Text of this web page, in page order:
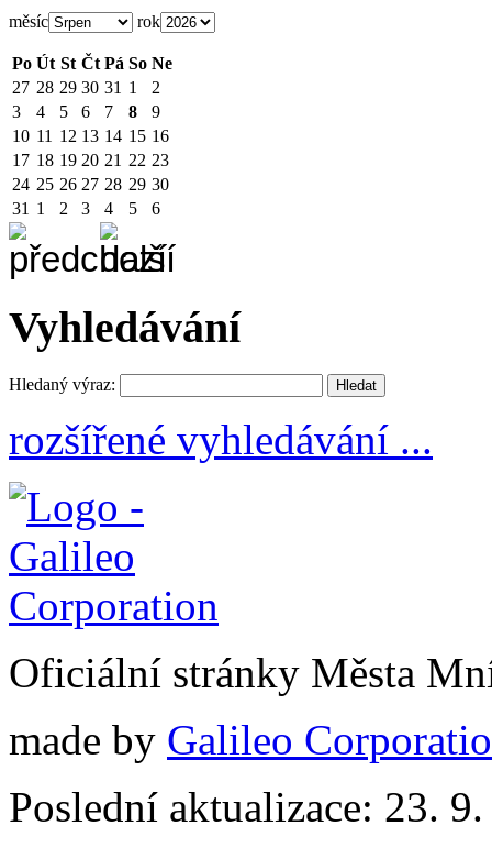
měsíc rok
Po Út St Čt Pá So Ne
27 28 29 30 31 1
2
3
4 5 6 7 8
9
10 11 12 13 14 15 16
17 18 19 20 21 22 23
24 25 26 27 28 29 30
31 1 2 3 4 5 6
Vyhledávání
Hledaný výraz:
rozšířené vyhledávání ...
Oficiální stránky Města
made by Galileo
Poslední aktualizace: 23.